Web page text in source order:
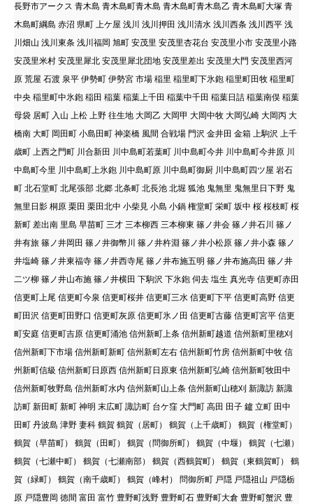
長野市アークス 青木島 青木島町青木島 青木島町青木島乙 青木島町大塚 青
木島町綱島 赤沼 県町 上ケ屋 浅川 浅川押田 浅川清水 浅川西条 浅川西平 浅
川畑山 浅川東条 浅川福岡 旭町 安茂里 安茂里杏花台 安茂里小市 安茂里小路
安茂里米村 安茂里犀北 安茂里犀北団地 安茂里差出 安茂里大門 安茂里西河
原 荒屋 石渡 泉平 伊勢町 伊勢宮 市場 稲里 稲里町下氷鉋 稲里町田牧 稲里町
中央 稲里町中氷鉋 稲田 稲葉 稲葉上千田 稲葉中千田 稲葉日詰 稲葉南俣 稲葉
母袋 居町 入山 上松 上野 往生地 大岡乙 大岡甲 大岡中牧 大岡弘崎 大岡丙 大
橋南 大町 岡田町 小島田町 神楽橋 風間 合戦場 門沢 金井田 金箱 上駒沢 上千
歳町 上西之門町 川合新田 川中島町若葉町 川中島町今井 川中島町今井原 川
中島町今里 川中島町上氷鉋 川中島町原 川中島町御厨 川中島町四ツ屋 岩石
町 北石堂町 北尾張部 北郷 北条町 北長池 北堀 狐池 鬼無里 鬼無里日下野 鬼
無里日影 桐原 栗田 栗田北中 小柴見 小島 小鍋 権堂町 栄町 坂中 桜 桜枝町 桜
新町 差出南 里島 早苗町 三才 三本柳西 三本柳東 篠ノ井会 篠ノ井石川 篠ノ
井有旅 篠ノ井岡田 篠ノ井御幣川 篠ノ井杵淵 篠ノ井小松原 篠ノ井小森 篠ノ
井塩崎 篠ノ井東福寺 篠ノ井西寺尾 篠ノ井布施五明 篠ノ井布施高田 篠ノ井
二ツ柳 篠ノ井山布施 篠ノ井横田 下駒沢 下氷鉋 伺去 塩生 真光寺 信更町赤田
信更町上尾 信更町今泉 信更町桜井 信更町三水 信更町下平 信更町高野 信更
町田沢 信更町田野口 信更町灰原 信更町氷ノ田 信更町古藤 信更町宮平 信更
町安庭 信更町吉原 信更町涌池 信州新町上条 信州新町越道 信州新町里穂刈
信州新町下市場 信州新町新町 信州新町左右 信州新町竹房 信州新町中牧 信
州新町信級 信州新町日原西 信州新町日原東 信州新町弘崎 信州新町牧田中
信州新町牧野島 信州新町水内 信州新町山上条 信州新町山穂刈 新諏訪 新諏
訪町 新田町 新町 神明 末広町 諏訪町 台ケ窪 大門町 高田 田子 鑪 立町 田中
田町 丹波島 津野 妻科 鶴賀 鶴賀（居町） 鶴賀（上千歳町） 鶴賀（権堂町）
鶴賀（早苗町） 鶴賀（田町） 鶴賀（問御所町） 鶴賀（中堰） 鶴賀（七瀬）
鶴賀（七瀬中町） 鶴賀（七瀬南部） 鶴賀（西鶴賀町） 鶴賀（東鶴賀町） 鶴
賀（緑町） 鶴賀（南千歳町） 鶴賀（峰村） 問御所町 戸隠 戸隠祖山 戸隠栃
原 戸隠豊岡 徳間 富田 富竹 豊野町浅野 豊野町石 豊野町大倉 豊野町蟹沢 豊